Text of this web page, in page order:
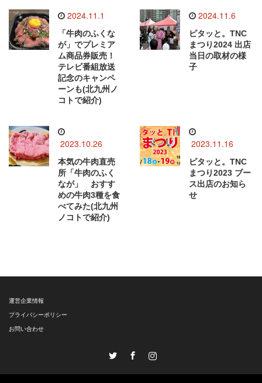
2024.11.1
「牛肉のふくな
が」でプレミア
ム商品券販売！
テレビ番組放送
記念のキャンペ
ーンも(北九州ノ
コトで紹介)
2024.11.6
ピタッと。TNC
まつり2024 出店
当日の取材の様
子
2023.10.26
本気の牛肉直売
所「牛肉のふく
なが」 おすす
めの牛肉3種を食
べてみた(北九州
ノコトで紹介)
2023.11.16
ピタッと。TNC
まつり2023 ブー
ス出店のお知ら
せ
運営企業情報
プライバシーポリシー
お問い合わせ
Instagram